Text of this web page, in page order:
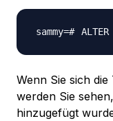
Wenn Sie sich
werden Sie
hinzugefügt